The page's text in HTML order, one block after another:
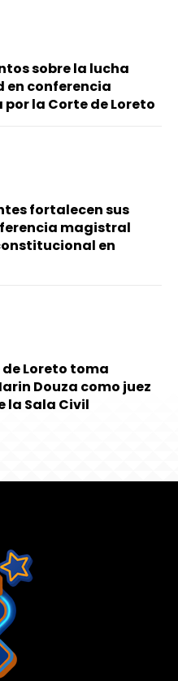
sobre la lucha
conferencia
la Corte de Loreto
fortalecen sus
magistral
en
Loreto toma
Douza como juez
la Sala Civil